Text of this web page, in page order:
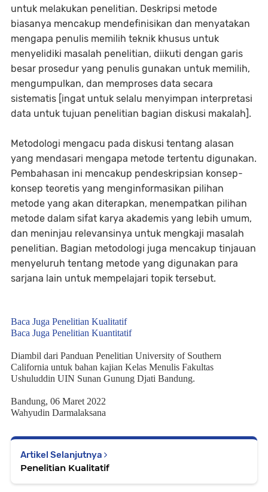
untuk melakukan penelitian. Deskripsi metode
biasanya mencakup mendefinisikan dan menyatakan
mengapa penulis memilih teknik khusus untuk
menyelidiki masalah penelitian, diikuti dengan garis
besar prosedur yang penulis gunakan untuk memilih,
mengumpulkan, dan memproses data secara
sistematis [ingat untuk selalu menyimpan interpretasi
data untuk tujuan penelitian bagian diskusi makalah].
Metodologi mengacu pada diskusi tentang alasan
yang mendasari mengapa metode tertentu digunakan.
Pembahasan ini mencakup pendeskripsian konsep-
konsep teoretis yang menginformasikan pilihan
metode yang akan diterapkan, menempatkan pilihan
metode dalam sifat karya akademis yang lebih umum,
dan meninjau relevansinya untuk mengkaji masalah
penelitian. Bagian metodologi juga mencakup tinjauan
menyeluruh tentang metode yang digunakan para
sarjana lain untuk mempelajari topik tersebut.
Baca Juga Penelitian Kualitatif
Baca Juga Penelitian Kuantitatif
Diambil dari Panduan Penelitian University of Southern
California untuk bahan kajian Kelas Menulis Fakultas
Ushuluddin UIN Sunan Gunung Djati Bandung.
Bandung, 06 Maret 2022
Wahyudin Darmalaksana
Artikel Selanjutnya
Penelitian Kualitatif